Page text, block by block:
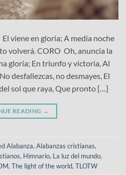
viene en gloria; A media noche
volverá. CORO Oh, anuncia la
gloria; En triunfo y victoria, Al
desfallezcas, no desmayes, El
sol que raya, Que pronto […]
READING →
Alabanza, Alabanzas cristianas,
, Himnario, La luz del mundo,
, The light of the world, TLOTW